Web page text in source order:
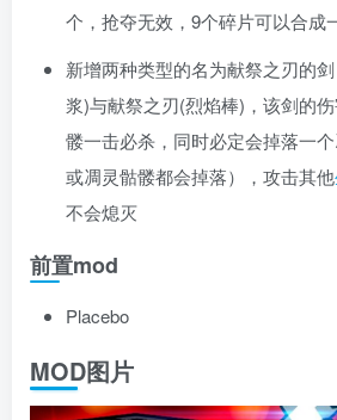
个，抢夺无效，9个碎片可以合成
新增两种类型的名为献祭之刃的
浆)与献祭之刃(烈焰棒)，该剑的
髅一击必杀，同时必定会掉落一
或凋灵骷髅都会掉落），攻击其他
不会熄灭
前置mod
Placebo
MOD图片